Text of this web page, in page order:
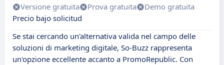
Versione gratuita Prova gratuita
Demo gratuita
Precio bajo solicitud
Se stai cercando un'alternativa valida nel campo delle
soluzioni di marketing digitale, So-Buzz rappresenta
un'opzione eccellente accanto a PromoRepublic. Con